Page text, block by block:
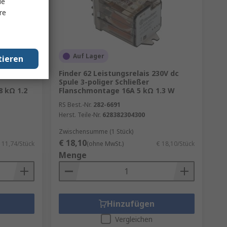
kΩ 1.2
11,74/Stück
Auf Lager
Finder 62 Leistungsrelais 230V dc
Spule 3-poliger Schließer
Flanschmontage 16A 5 kΩ 1.3 W
RS Best.-Nr. 282-6691
Herst. Teile-Nr. 628382304300
Zwischensumme (1 Stück)
€ 18,10(ohne MwSt.) € 18,10/Stück
Menge
Hinzufügen
Vergleichen